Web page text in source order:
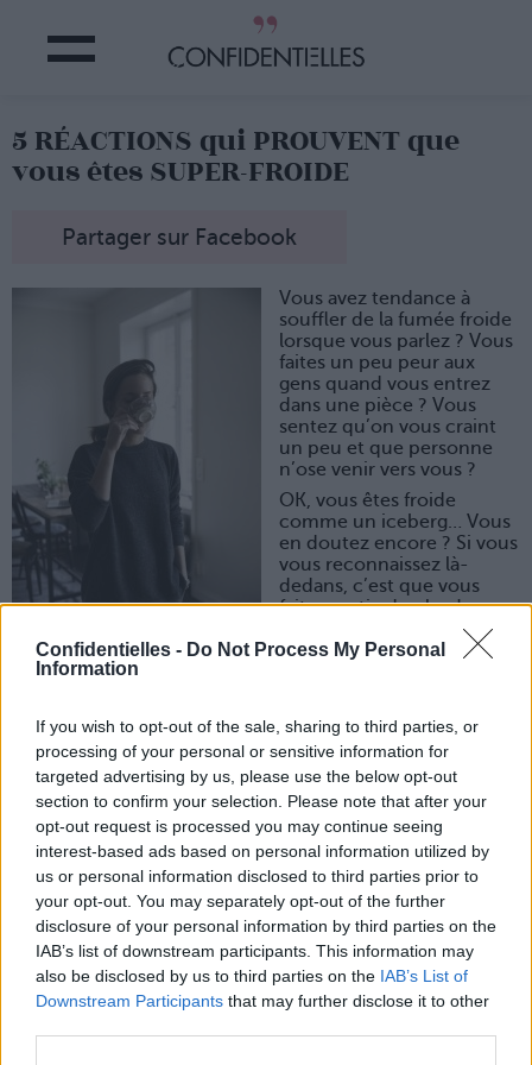
Confidentielles - Do Not Process My Personal
Information
If you wish to opt-out of the sale, sharing to third parties, or
processing of your personal or sensitive information for
targeted advertising by us, please use the below opt-out
section to confirm your selection. Please note that after your
opt-out request is processed you may continue seeing
interest-based ads based on personal information utilized by
us or personal information disclosed to third parties prior to
your opt-out. You may separately opt-out of the further
disclosure of your personal information by third parties on the
IAB’s list of downstream participants. This information may
also be disclosed by us to third parties on the IAB’s List of
Downstream Participants that may further disclose it to other
5 RÉACTIONS qui PROUVENT que
vous êtes SUPER-FROIDE
Partager sur Facebook
Vous avez tendance à
souffler de la fumée froide
lorsque vous parlez ? Vous
faites un peu peur aux
gens quand vous entrez
dans une pièce ? Vous
sentez qu’on vous craint
un peu et que personne
n’ose venir vers vous ?
OK, vous êtes froide
comme un iceberg… Vous
en doutez encore ? Si vous
vous reconnaissez là-
dedans, c’est que vous
faites partie du clan !
1. Le regard droit, le
sourcil perplexe
enthousiasme d’huître. Vous le regardez droit dans les
yeux, un sourcil légèrement relevé pour signifier que
vous écoutez mais à peine plus.
Du coup, on se demande si vous êtes en train de vous
dire : « Mon dieu qu’il est con ce type » ou « Mon dieu ce
que vous dites est étonnant ! »
Mystérieux, intriguant… Glacial.
2. Le sourire léger et le « hmmhmm », pseudo intéressé
Lorsqu’on tente de vous prendre à partie dans une
conversation très chiante, vous ne faites aucun effort et
souriez lèvres serrées en marmonnant un
« hmmhmmm » complètement désintéressé.
Ça a le don de bloquer le malotru qui pensait vous faire